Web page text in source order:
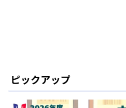
ピックアップ